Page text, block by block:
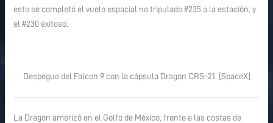
esto se completó el vuelo espacial no tripulado #235 a la estación, y
el #230 exitoso.
Despegue del Falcon 9 con la cápsula Dragon CRS-21. [SpaceX]
La Dragon amerizó en el Golfo de México, frente a las costas de